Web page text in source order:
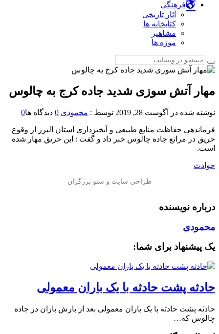
فرهنگی
آثار تاریخی
کتابخانه ها
مشاهیر
موزه ها
مهار آتش سوزی شدید جاده کرج به چالوس
نوشته شده در آگوست 28, 2019 توسط : محمودی 0 دیدگاه ها0
فرماندهی حفاظت منابع طبیعی و آبخیزداری استان البرز از وقوع
حریق در مراتع جاده چالوس خبر داد و گفت : این حریق مهار شده
است.
حوادث
درباره نویسنده
محمودی
یک پیشنهاد برای شما:
️حادثه پشت حادثه با یک باران معمولی
️حادثه پشت حادثه با یک باران معمولی بعد از بارش باران در جاده
چالوس که…